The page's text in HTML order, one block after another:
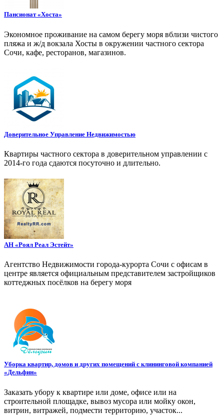
Пансионат «Хоста»
Экономное проживание на самом берегу моря вблизи чистого
пляжа и ж/д вокзала Хосты в окружении частного сектора
Сочи, кафе, ресторанов, магазинов.
Доверительное Управление Недвижимостью
Квартиры частного сектора в доверительном управлении с
2014-го года сдаются посуточно и длительно.
АН «Роял Реал Эстейт»
Агентство Недвижимости города-курорта Сочи с офисам в
центре является официальным представителем застройщиков
коттеджных посёлков на берегу моря
Уборка квартир, домов и других помещений с клининговой компанией
«Дельфин»
Заказать убору к квартире или доме, офисе или на
строительной площадке, вывоз мусора или мойку окон,
витрин, витражей, подмести территорию, участок...